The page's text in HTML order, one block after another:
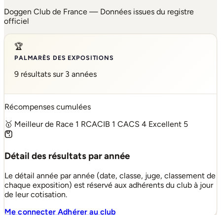
Doggen Club de France — Données issues du registre
officiel
🏆
PALMARÈS DES EXPOSITIONS
9 résultats sur 3 années
Récompenses cumulées
🥇 Meilleur de Race 1 RCACIB 1 CACS 4 Excellent 5
Détail des résultats par année
Le détail année par année (date, classe, juge, classement de
chaque exposition) est réservé aux adhérents du club à jour
de leur cotisation.
Me connecterAdhérer au club